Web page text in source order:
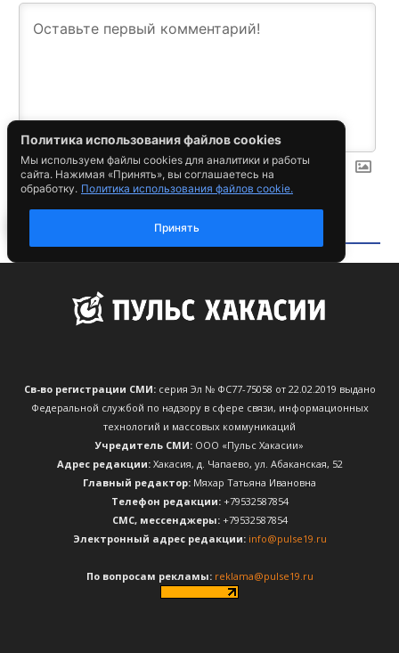
Св-во регистрации СМИ:серия Эл № ФС77-75058 от 22.02.2019 выдано
Федеральной службой по надзору в сфере связи, информационных
технологий и массовых коммуникаций
Учредитель СМИ: ООО «Пульс Хакасии»
Адрес редакции:Хакасия, д. Чапаево, ул. Абаканская, 52
Главный редактор: Мяхар Татьяна Ивановна
Телефон редакции:+79532587854
CМС, мессенджеры:+79532587854
Электронный адрес редакции: info@pulse19.ru
По вопросам рекламы: reklama@pulse19.ru